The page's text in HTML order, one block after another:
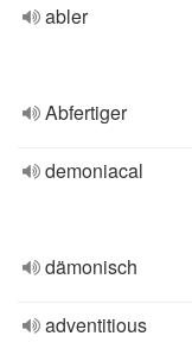
abler
Abfertiger
demoniacal
dämonisch
adventitious